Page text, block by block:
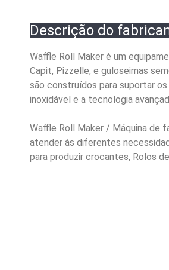
Descrição do
Waffle Roll Maker é um
Capit, Pizzelle, e guloseimas
são construídos para suportar
inoxidável e a tecnologia
Waffle Roll Maker / Máquina de
atender às diferentes
para produzir crocantes, Rolos